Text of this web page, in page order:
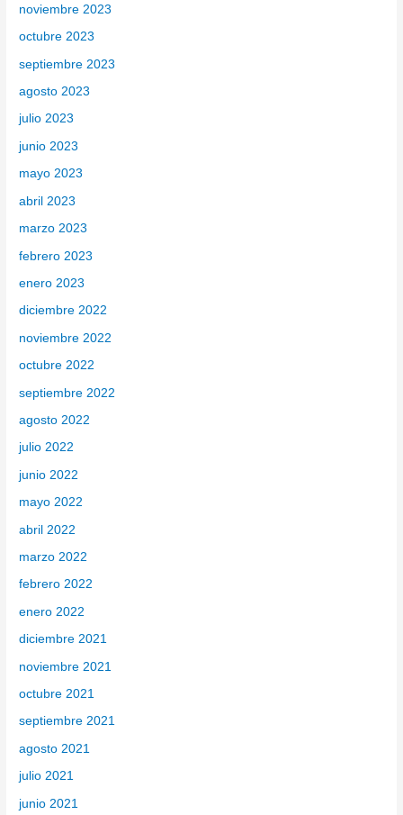
noviembre 2023
octubre 2023
septiembre 2023
agosto 2023
julio 2023
junio 2023
mayo 2023
abril 2023
marzo 2023
febrero 2023
enero 2023
diciembre 2022
noviembre 2022
octubre 2022
septiembre 2022
agosto 2022
julio 2022
junio 2022
mayo 2022
abril 2022
marzo 2022
febrero 2022
enero 2022
diciembre 2021
noviembre 2021
octubre 2021
septiembre 2021
agosto 2021
julio 2021
junio 2021